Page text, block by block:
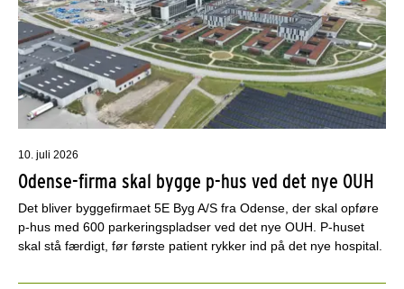
10. juli 2026
Odense-firma skal bygge p-hus ved det nye OUH
Det bliver byggefirmaet 5E Byg A/S fra Odense, der skal opføre
p-hus med 600 parkeringspladser ved det nye OUH. P-huset
skal stå færdigt, før første patient rykker ind på det nye hospital.